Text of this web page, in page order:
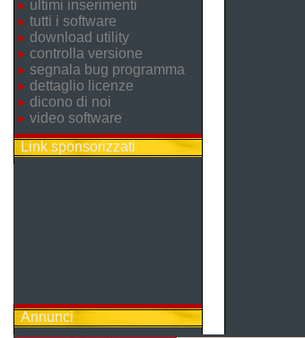
ultimi inserimenti
tutti i software
download utility
controlla versione
segnala bug programma
dettaglio licenze
dicono di noi
video software
Link sponsorizzati
Annunci